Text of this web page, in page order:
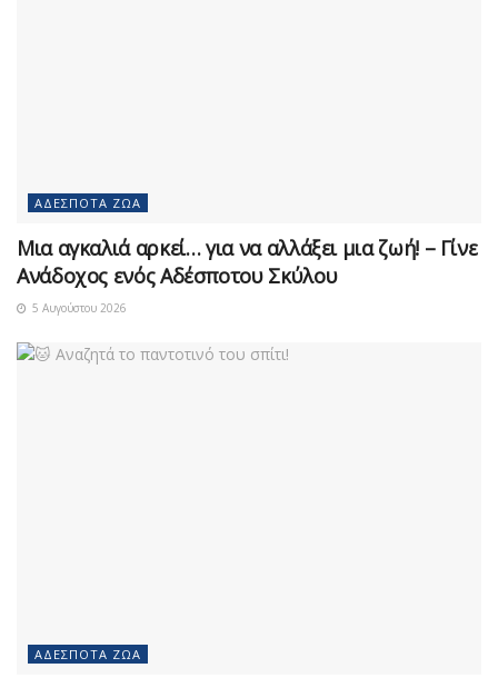
ΑΔΈΣΠΟΤΑ ΖΏΑ
Μια αγκαλιά αρκεί… για να αλλάξει μια ζωή! – Γίνε
Ανάδοχος ενός Αδέσποτου Σκύλου
5 Αυγούστου 2026
ΑΔΈΣΠΟΤΑ ΖΏΑ